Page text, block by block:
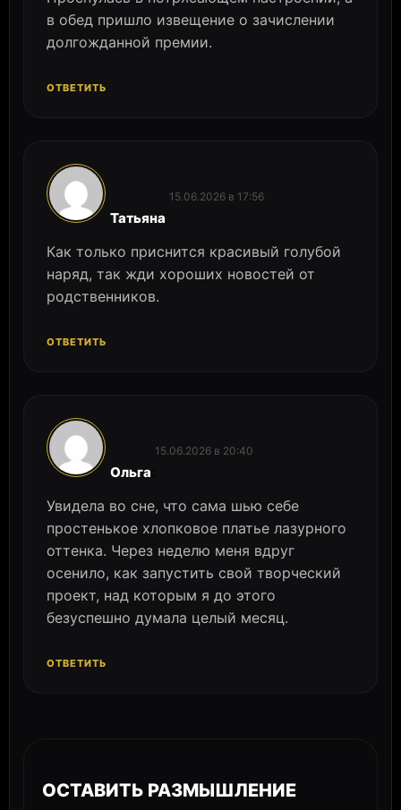
в обед пришло извещение о зачислении
долгожданной премии.
ОТВЕТИТЬ
Татьяна
15.06.2026 в 17:56
Как только приснится красивый голубой
наряд, так жди хороших новостей от
родственников.
ОТВЕТИТЬ
Ольга
15.06.2026 в 20:40
Увидела во сне, что сама шью себе
простенькое хлопковое платье лазурного
оттенка. Через неделю меня вдруг
осенило, как запустить свой творческий
проект, над которым я до этого
безуспешно думала целый месяц.
ОТВЕТИТЬ
ОСТАВИТЬ РАЗМЫШЛЕНИЕ